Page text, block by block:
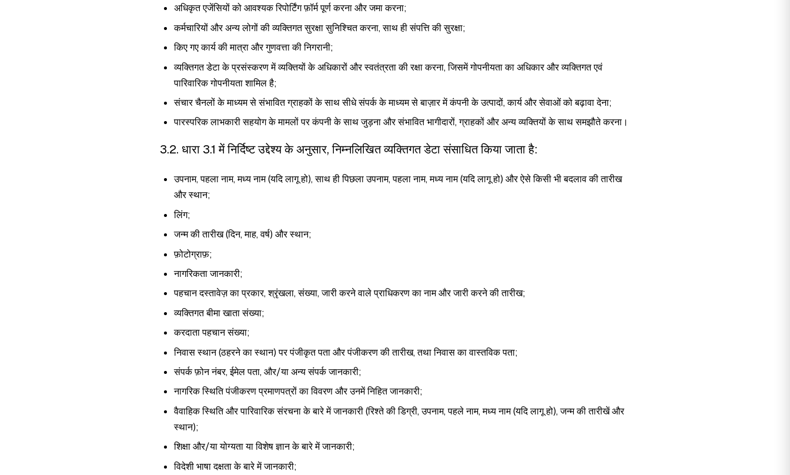
अधिकृत एजेंसियों को आवश्यक रिपोर्टिंग फ़ॉर्म पूर्ण करना और जमा करना;
कर्मचारियों और अन्य लोगों की व्यक्तिगत सुरक्षा सुनिश्चित करना, साथ ही संपत्ति की सुरक्षा;
किए गए कार्य की मात्रा और गुणवत्ता की निगरानी;
व्यक्तिगत डेटा के प्रसंस्करण में व्यक्तियों के अधिकारों और स्वतंत्रता की रक्षा करना, जिसमें गोपनीयता का अधिकार और व्यक्तिगत एवं
पारिवारिक गोपनीयता शामिल है;
संचार चैनलों के माध्यम से संभावित ग्राहकों के साथ सीधे संपर्क के माध्यम से बाज़ार में कंपनी के उत्पादों, कार्य और सेवाओं को बढ़ावा देना;
पारस्परिक लाभकारी सहयोग के मामलों पर कंपनी के साथ जुड़ना और संभावित भागीदारों, ग्राहकों और अन्य व्यक्तियों के साथ समझौते करना।
3.2. धारा 3.1 में निर्दिष्ट उद्देश्य के अनुसार, निम्नलिखित व्यक्तिगत डेटा संसाधित किया जाता है:
उपनाम, पहला नाम, मध्य नाम (यदि लागू हो), साथ ही पिछला उपनाम, पहला नाम, मध्य नाम (यदि लागू हो) और ऐसे किसी भी बदलाव की तारीख
और स्थान;
लिंग;
जन्म की तारीख (दिन, माह, वर्ष) और स्थान;
फ़ोटोग्राफ़;
नागरिकता जानकारी;
पहचान दस्तावेज़ का प्रकार, श्रृंखला, संख्या, जारी करने वाले प्राधिकरण का नाम और जारी करने की तारीख;
व्यक्तिगत बीमा खाता संख्या;
करदाता पहचान संख्या;
निवास स्थान (ठहरने का स्थान) पर पंजीकृत पता और पंजीकरण की तारीख, तथा निवास का वास्तविक पता;
संपर्क फ़ोन नंबर, ईमेल पता, और/या अन्य संपर्क जानकारी;
नागरिक स्थिति पंजीकरण प्रमाणपत्रों का विवरण और उनमें निहित जानकारी;
वैवाहिक स्थिति और पारिवारिक संरचना के बारे में जानकारी (रिश्ते की डिग्री, उपनाम, पहले नाम, मध्य नाम (यदि लागू हो), जन्म की तारीखें और
स्थान);
शिक्षा और/या योग्यता या विशेष ज्ञान के बारे में जानकारी;
विदेशी भाषा दक्षता के बारे में जानकारी;